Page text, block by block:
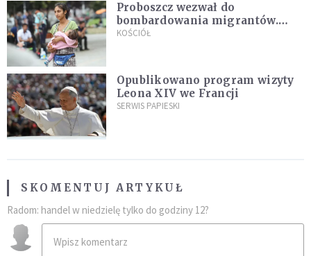
Proboszcz wezwał do
bombardowania migrantów.
"Masowy ogień przeciwko
KOŚCIÓŁ
Opublikowano program wizyty
Leona XIV we Francji
SERWIS PAPIESKI
SKOMENTUJ ARTYKUŁ
Radom: handel w niedzielę tylko do godziny 12?